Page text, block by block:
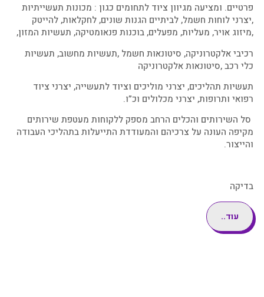
פרטיים. ומציעה מגיוון ציוד לתחומים כגון : מכונות תעשייתיות
,יצרני לוחות חשמל, לביתיים הגנות שונים, לחקלאות, להייטק
,מיזוג אויר, מעליות, מפעלים, בוכנות פנאומטיקה, תעשיות המזון,
רכיבי אלקטרוניקה, סיטונאות חשמל ,תעשיות מחשוב, תעשיות
כלי רכב ,סיטונאות אלקטרוניקה
תעשיות תהליכים, יצרני מוליכים וציוד לתעשייה, יצרני ציוד
רפואי ותרופות, יצרני מכלולים וכ”ו.
סל השירותים והכלים הרחב מספק ללקוחות מעטפת שירותים
מקיפה העונה על צרכיהם והמעודדת התייעלות בתהליכי העבודה
והייצור.
בדיקה
עוד..